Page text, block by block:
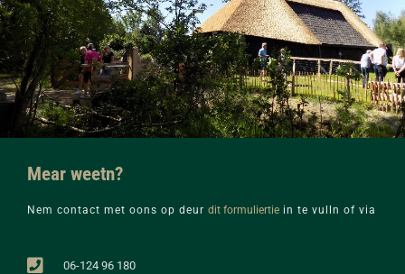
Mear weetn?
Nem contact met oons op deur dit formuliertie in te vulln of via
06-124 96 180